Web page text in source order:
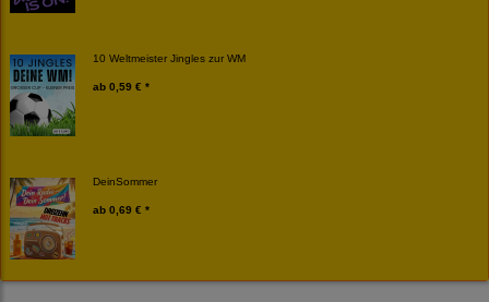
10 Weltmeister Jingles zur WM
ab 0,59 € *
DeinSommer
ab 0,69 € *